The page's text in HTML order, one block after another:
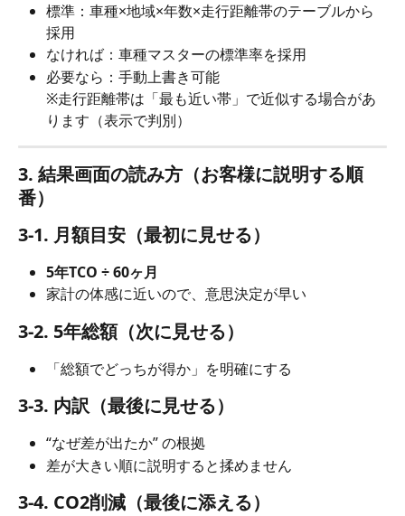
標準：車種×地域×年数×走行距離帯のテーブルから
採用
なければ：車種マスターの標準率を採用
必要なら：手動上書き可能
※走行距離帯は「最も近い帯」で近似する場合があ
ります（表示で判別）
3. 結果画面の読み方（お客様に説明する順
番）
3-1. 月額目安（最初に見せる）
5年TCO ÷ 60ヶ月
家計の体感に近いので、意思決定が早い
3-2. 5年総額（次に見せる）
「総額でどっちが得か」を明確にする
3-3. 内訳（最後に見せる）
“なぜ差が出たか” の根拠
差が大きい順に説明すると揉めません
3-4. CO2削減（最後に添える）